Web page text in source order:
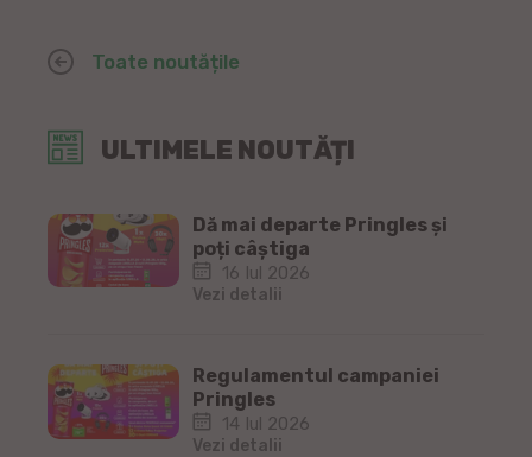
ULTIMELE NOUTĂȚI
Dă mai departe Pringles și
poți câștiga
16 Iul 2026
Vezi detalii
Regulamentul campaniei
Pringles
14 Iul 2026
Vezi detalii
Toate noutățile